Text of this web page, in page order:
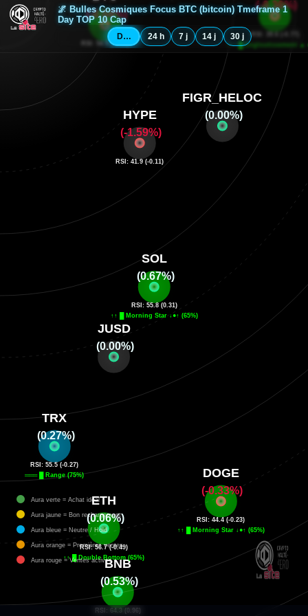
🌌 Bulles Cosmiques Focus BTC (bitcoin) Tmeframe 1
Day TOP 10 Cap
Depuis minuit
24 h 7 j 14 j 30 j